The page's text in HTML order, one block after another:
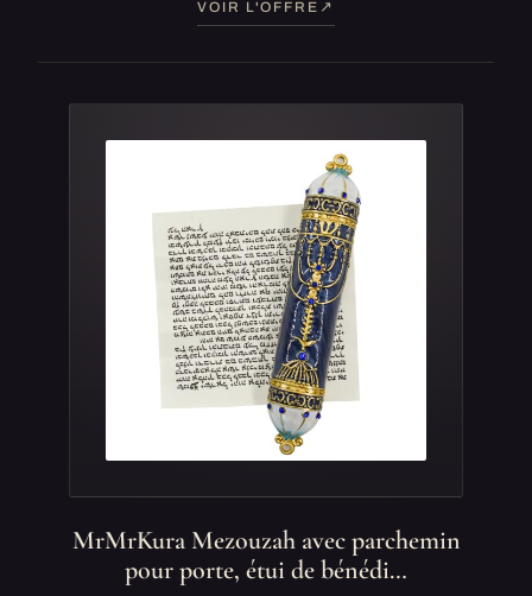
VOIR L'OFFRE
MrMrKura Mezouzah avec parchemin
pour porte, étui de bénédi…